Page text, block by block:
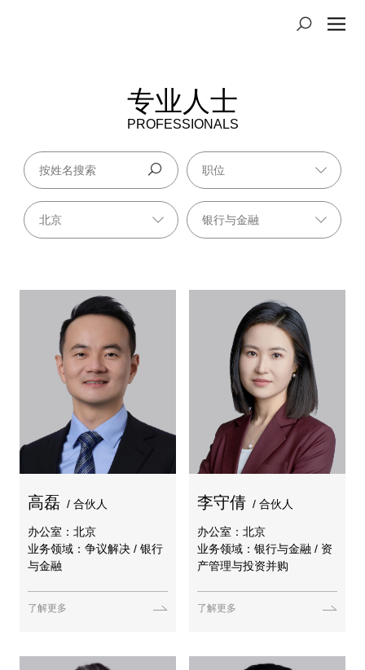
专业人士
PROFESSIONALS
高磊 / 合伙人
办公室：北京
业务领域：争议解决 / 银行
与金融
了解更多
李守倩 / 合伙人
办公室：北京
业务领域：银行与金融 / 资
产管理与投资并购
了解更多